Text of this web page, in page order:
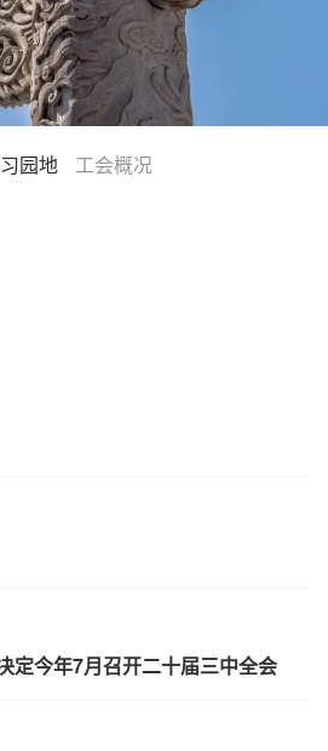
园地 工会概况
定今年7月召开二十届三中全会